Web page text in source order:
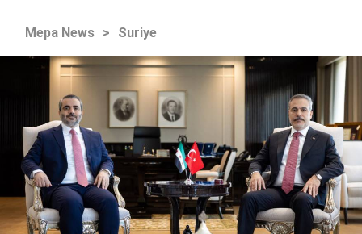
Mepa News > Suriye